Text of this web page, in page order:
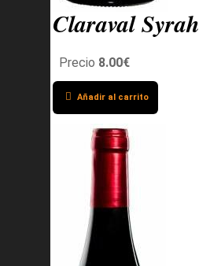
Claraval Syrah
Precio 8.00€
Añadir al carrito